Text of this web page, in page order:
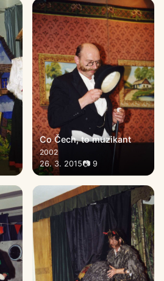
Co Čech, to muzikant
2002
26. 3. 2015📷 9